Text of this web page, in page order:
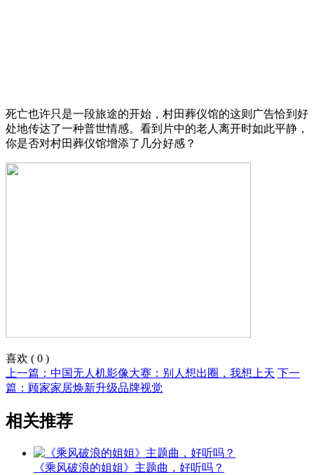
死亡也许只是一段旅途的开始，村田葬仪馆的这则广告恰到好
处地传达了一种普世情感。看到片中的老人离开时如此平静，
你是否对村田葬仪馆增添了几分好感？
喜欢 ( 0 )
上一篇：中国无人机影像大赛：别人想出圈，我想上天 下一
篇：顾家家居焕新升级品牌视觉
相关推荐
《乘风破浪的姐姐》主题曲，好听吗？